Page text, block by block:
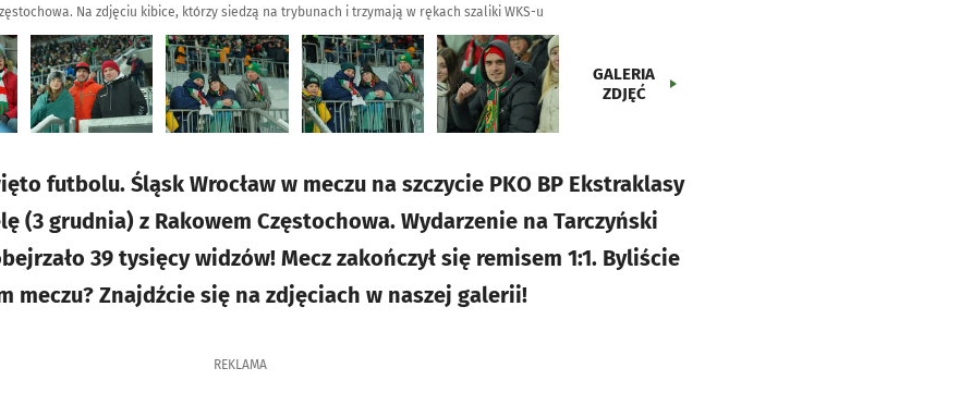
Na zdjęciu kibice, którzy siedzą na trybunach i trzymają w rękach szaliki WKS-u
GALERIA
ZDJĘĆ
futbolu. Śląsk Wrocław w meczu na szczycie PKO BP Ekstraklasy
(3 grudnia) z Rakowem Częstochowa. Wydarzenie na Tarczyński
39 tysięcy widzów! Mecz zakończył się remisem 1:1. Byliście
meczu? Znajdźcie się na zdjęciach w naszej galerii!
REKLAMA